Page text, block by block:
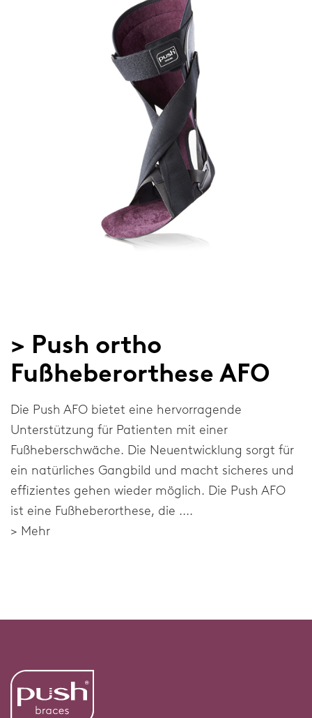
Impressum
> Push ortho
Fußheberorthese AFO
Die Push AFO bietet eine hervorragende
Unterstützung für Patienten mit einer
Fußheberschwäche. Die Neuentwicklung sorgt für
ein natürliches Gangbild und macht sicheres und
effizientes gehen wieder möglich. Die Push AFO
ist eine Fußheberorthese, die ....
> Mehr